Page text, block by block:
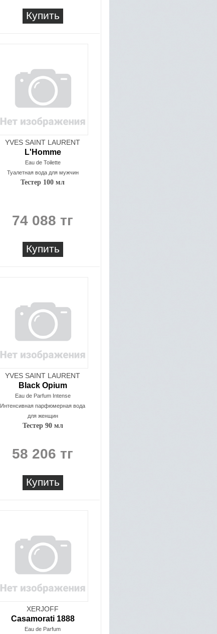
Купить
YVES SAINT LAURENT
L'Homme
Eau de Toilette
Туалетная вода для мужчин
Тестер 100 мл
74 088 тг
Купить
YVES SAINT LAURENT
Black Opium
Eau de Parfum Intense
Интенсивная парфюмерная вода
для женщин
Тестер 90 мл
58 206 тг
Купить
XERJOFF
Casamorati 1888
Eau de Parfum